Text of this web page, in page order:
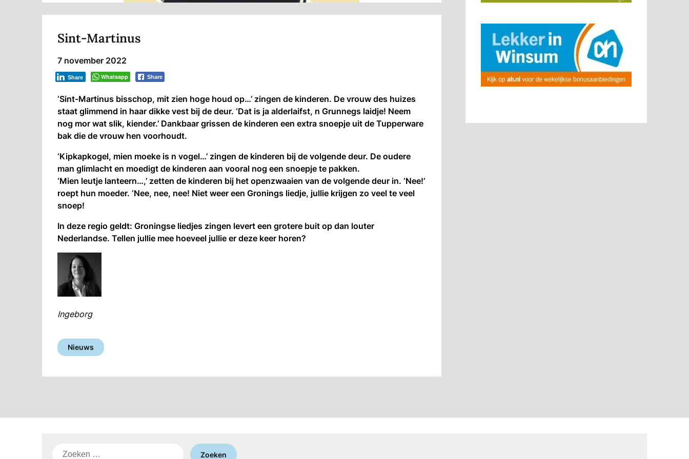
Sint-Martinus
7 november 2022
Whatsapp Share
Share
‘Sint-Martinus bisschop, mit zien hoge houd op…’ zingen de kinderen. De vrouw des huizes
staat glimmend in haar dikke vest bij de deur. ‘Dat is ja alderlaifst, n Grunnegs laidje! Neem
nog mor wat slik, kiender.’ Dankbaar grissen de kinderen een extra snoepje uit de Tupperware
bak die de vrouw hen voorhoudt.
‘Kipkapkogel, mien moeke is n vogel…’ zingen de kinderen bij de volgende deur. De oudere
man glimlacht en moedigt de kinderen aan vooral nog een snoepje te pakken.
‘Mien leutje lanteern…,’ zetten de kinderen bij het openzwaaien van de volgende deur in. ‘Nee!’
roept hun moeder. ‘Nee, nee, nee! Niet weer een Gronings liedje, jullie krijgen zo veel te veel
snoep!
In deze regio geldt: Groningse liedjes zingen levert een grotere buit op dan louter
Nederlandse. Tellen jullie mee hoeveel jullie er deze keer horen?
Ingeborg
Nieuws
Zoeken